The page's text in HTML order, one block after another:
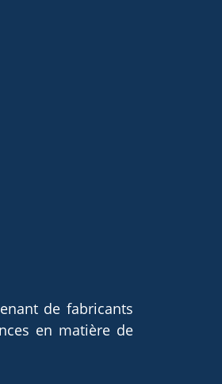
de fabricants
en matière de